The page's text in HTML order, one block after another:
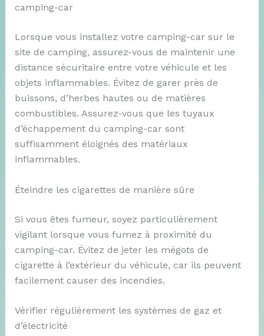
camping-car
Lorsque vous installez votre camping-car sur le
site de camping, assurez-vous de maintenir une
distance sécuritaire entre votre véhicule et les
objets inflammables. Évitez de garer près de
buissons, d’herbes hautes ou de matières
combustibles. Assurez-vous que les tuyaux
d’échappement du camping-car sont
suffisamment éloignés des matériaux
inflammables.
Éteindre les cigarettes de manière sûre
Si vous êtes fumeur, soyez particulièrement
vigilant lorsque vous fumez à proximité du
camping-car. Évitez de jeter les mégots de
cigarette à l’extérieur du véhicule, car ils peuvent
facilement causer des incendies.
Vérifier régulièrement les systèmes de gaz et
d’électricité